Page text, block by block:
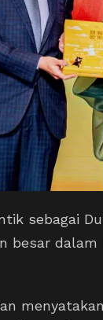
sebagai
besar dalam